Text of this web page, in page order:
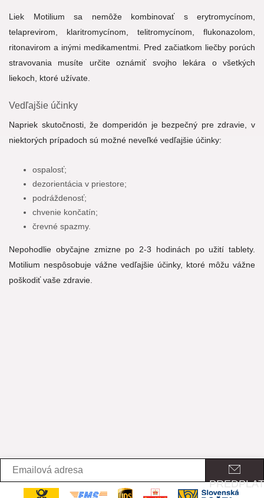
Liek Motilium sa nemôže kombinovať s erytromycínom,
telaprevirom, klaritromycínom, telitromycínom, flukonazolom,
ritonavirom a inými medikamentmi. Pred začiatkom liečby porúch
stravovania musíte určite oznámiť svojho lekára o všetkých
liekoch, ktoré užívate.
Vedľajšie účinky
Napriek skutočnosti, že domperidón je bezpečný pre zdravie, v
niektorých prípadoch sú možné neveľké vedľajšie účinky:
ospalosť;
dezorientácia v priestore;
podráždenosť;
chvenie končatín;
črevné spazmy.
Nepohodlie obyčajne zmizne po 2-3 hodinách po užití tablety.
Motilium nespôsobuje vážne vedľajšie účinky, ktoré môžu vážne
poškodiť vaše zdravie.